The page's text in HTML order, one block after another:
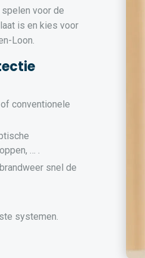
voor de
is en kies voor
Loon.
conventionele
… .
snel de
systemen.